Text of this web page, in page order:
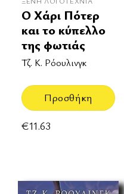
Ο Χάρι Πότερ
και το κύπελλο
της φωτιάς
Τζ. Κ. Ρόουλινγκ
Προσθήκη
€11.63